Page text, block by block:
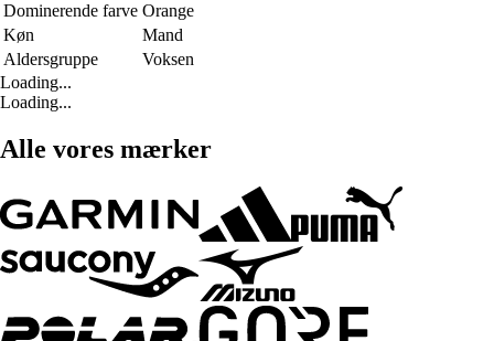
Dominerende farve Orange
Køn
Mand
Aldersgruppe
Voksen
Loading...
Loading...
Alle vores mærker